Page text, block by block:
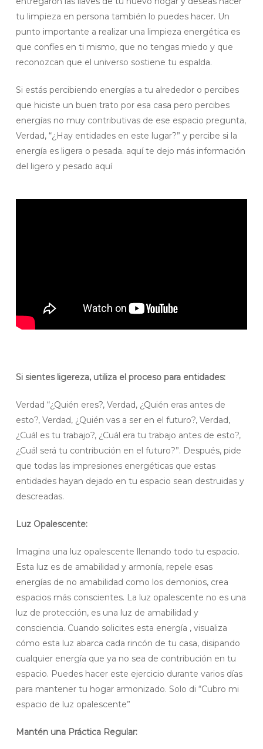
tu limpieza en persona también lo puedes hacer. Un
punto importante a realizar una limpieza energética es
que confíes en ti mismo, que no tengas miedo y que
reconozcan que el universo sostiene tu espalda.
Si estás percibiendo energías a tu alrededor o percibes
que hiciste un buen trato por esa casa pero percibes
energías no muy contributivas de ese espacio pregunta,
Verdad, “¿Hay entidades en este lugar?” y percibe si la
energía es ligera o pesada. aquí te dejo más información
del ligero y pesado aquí
Si sientes ligereza, utiliza el proceso para entidades:
Verdad “¿Quién eres?, Verdad, ¿Quién eras antes de
esto?, Verdad, ¿Quién vas a ser en el futuro?, Verdad,
¿Cuál es tu trabajo?, ¿Cuál era tu trabajo antes de esto?,
¿Cuál será tu contribución en el futuro?”. Después, pide
que todas las impresiones energéticas que estas
entidades hayan dejado en tu espacio sean destruidas y
descreadas.
Luz Opalescente:
Imagina una luz opalescente llenando todo tu espacio.
Esta luz es de amabilidad y armonía, repele esas
energías de no amabilidad como los demonios, crea
espacios más conscientes. La luz opalescente no es una
luz de protección, es una luz de amabilidad y
consciencia. Cuando solicites esta energía , visualiza
cómo esta luz abarca cada rincón de tu casa, disipando
cualquier energía que ya no sea de contribución en tu
espacio. Puedes hacer este ejercicio durante varios días
para mantener tu hogar armonizado. Solo di “Cubro mi
espacio de luz opalescente”
Mantén una Práctica Regular: